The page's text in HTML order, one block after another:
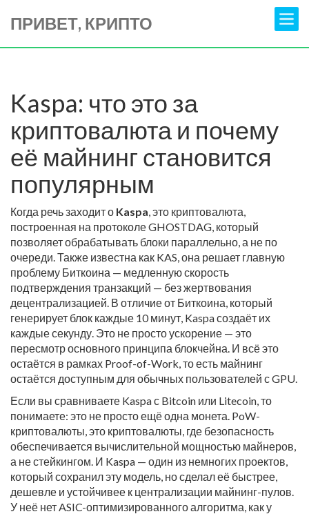
ПРИВЕТ, КРИПТО
Kaspa: что это за
криптовалюта и почему
её майнинг становится
популярным
Когда речь заходит о Kaspa,это криптовалюта,
построенная на протоколе GHOSTDAG, который
позволяет обрабатывать блоки параллельно, а не по
очереди. Также известна как KAS, она решает главную
проблему Биткоина — медленную скорость
подтверждения транзакций — без жертвования
децентрализацией. В отличие от Биткоина, который
генерирует блок каждые 10 минут, Kaspa создаёт их
каждые секунду. Это не просто ускорение — это
пересмотр основного принципа блокчейна. И всё это
остаётся в рамках Proof-of-Work, то есть майнинг
остаётся доступным для обычных пользователей с GPU.
Если вы сравниваете Kaspa с Bitcoin или Litecoin, то
понимаете: это не просто ещё одна монета. PoW-
криптовалюты,это криптовалюты, где безопасность
обеспечивается вычислительной мощностью майнеров,
а не стейкингом. И Kaspa — один из немногих проектов,
который сохранил эту модель, но сделал её быстрее,
дешевле и устойчивее к централизации майнинг-пулов.
У неё нет ASIC-оптимизированного алгоритма, как у